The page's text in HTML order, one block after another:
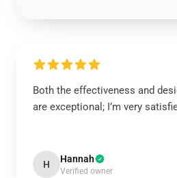
Both the effectiveness and
are exceptional; I’m very
H Hannah
Verified owner